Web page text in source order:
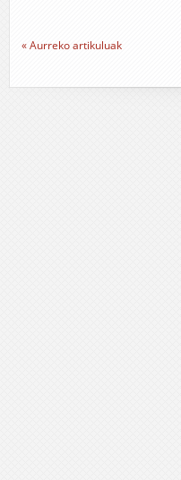
« Aurreko artikuluak